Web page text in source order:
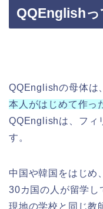
QQEnglishっ
QQEnglishの母体は
本人がはじめて作っ
QQEnglishは、フィ
す。
中国や韓国をはじめ
30カ国の人が留学し
現地の学校と同じ教